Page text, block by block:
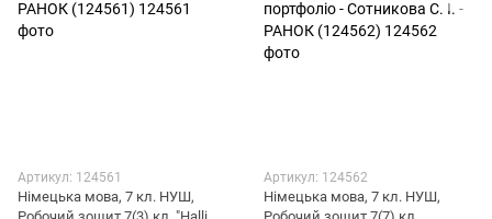
Артикул: 124561
Німецька мова, 7 кл. НУШ,
Артикул: 124562
Німецька мова, 7 кл. НУШ,